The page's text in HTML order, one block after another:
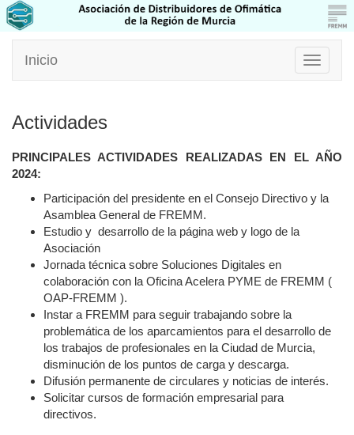
Toggle
Inicio
Actividades
PRINCIPALES ACTIVIDADES REALIZADAS EN EL AÑO
2024:
Participación del presidente en el Consejo Directivo y la
Asamblea General de FREMM.
Estudio y desarrollo de la página web y logo de la
Asociación
Jornada técnica sobre Soluciones Digitales en
colaboración con la Oficina Acelera PYME de FREMM (
OAP-FREMM ).
Instar a FREMM para seguir trabajando sobre la
problemática de los aparcamientos para el desarrollo de
los trabajos de profesionales en la Ciudad de Murcia,
disminución de los puntos de carga y descarga.
Difusión permanente de circulares y noticias de interés.
Solicitar cursos de formación empresarial para
directivos.